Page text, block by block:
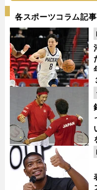
各スポーツコラム記事